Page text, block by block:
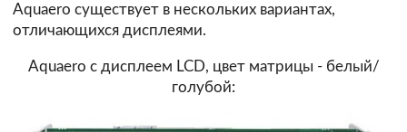
Aquaero существует в нескольких вариантах,
отличающихся дисплеями.
Aquaero с дисплеем LCD, цвет матрицы - белый/
голубой: